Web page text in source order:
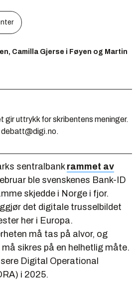
Camilla Gjerse i Føyen og Martin
uttrykk for skribentens meninger.
debatt@digi.no.
sentralbank rammet av
ble svenskenes Bank-ID
skjedde i Norge i fjor.
det digitale trusselbildet
her i Europa.
må tas på alvor, og
sikres på en helhetlig måte.
Digital Operational
i 2025.